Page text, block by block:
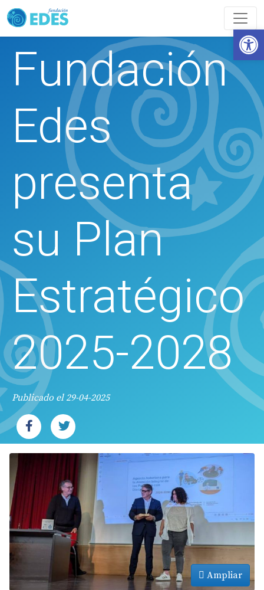
Abrir
Fundación
Edes
presenta
su Plan
Estratégico
2025-2028
Publicado el 29-04-2025
Ampliar